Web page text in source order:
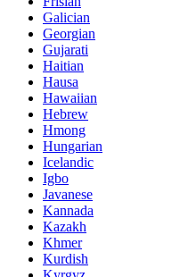
Galician
Georgian
Gujarati
Haitian
Hausa
Hawaiian
Hebrew
Hmong
Hungarian
Icelandic
Igbo
Javanese
Kannada
Kazakh
Khmer
Kurdish